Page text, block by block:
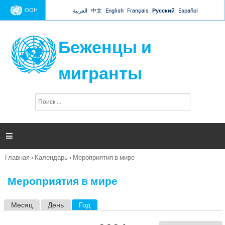
Jump to navigation
ООН العربية 中文 English Français Русский Español
Беженцы и
мигранты
п
и

Вы
Главная › Календарь › Мероприятия в мире
Мероприятия в мире
Месяц День Год